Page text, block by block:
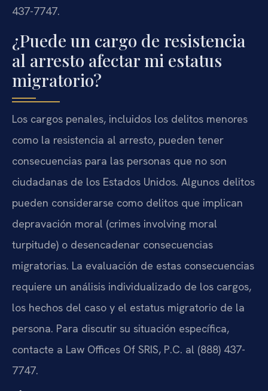
437-7747.
¿Puede un cargo de resistencia
al arresto afectar mi estatus
migratorio?
Los cargos penales, incluidos los delitos menores
como la resistencia al arresto, pueden tener
consecuencias para las personas que no son
ciudadanas de los Estados Unidos. Algunos delitos
pueden considerarse como delitos que implican
depravación moral (crimes involving moral
turpitude) o desencadenar consecuencias
migratorias. La evaluación de estas consecuencias
requiere un análisis individualizado de los cargos,
los hechos del caso y el estatus migratorio de la
persona. Para discutir su situación específica,
contacte a Law Offices Of SRIS, P.C. al (888) 437-
7747.